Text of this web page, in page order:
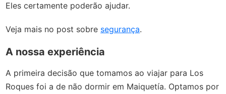
Eles certamente poderão ajudar.
Veja mais no post sobre segurança.
A nossa experiência
A primeira decisão que tomamos ao viajar para Los
Roques foi a de não dormir em Maiquetía. Optamos por